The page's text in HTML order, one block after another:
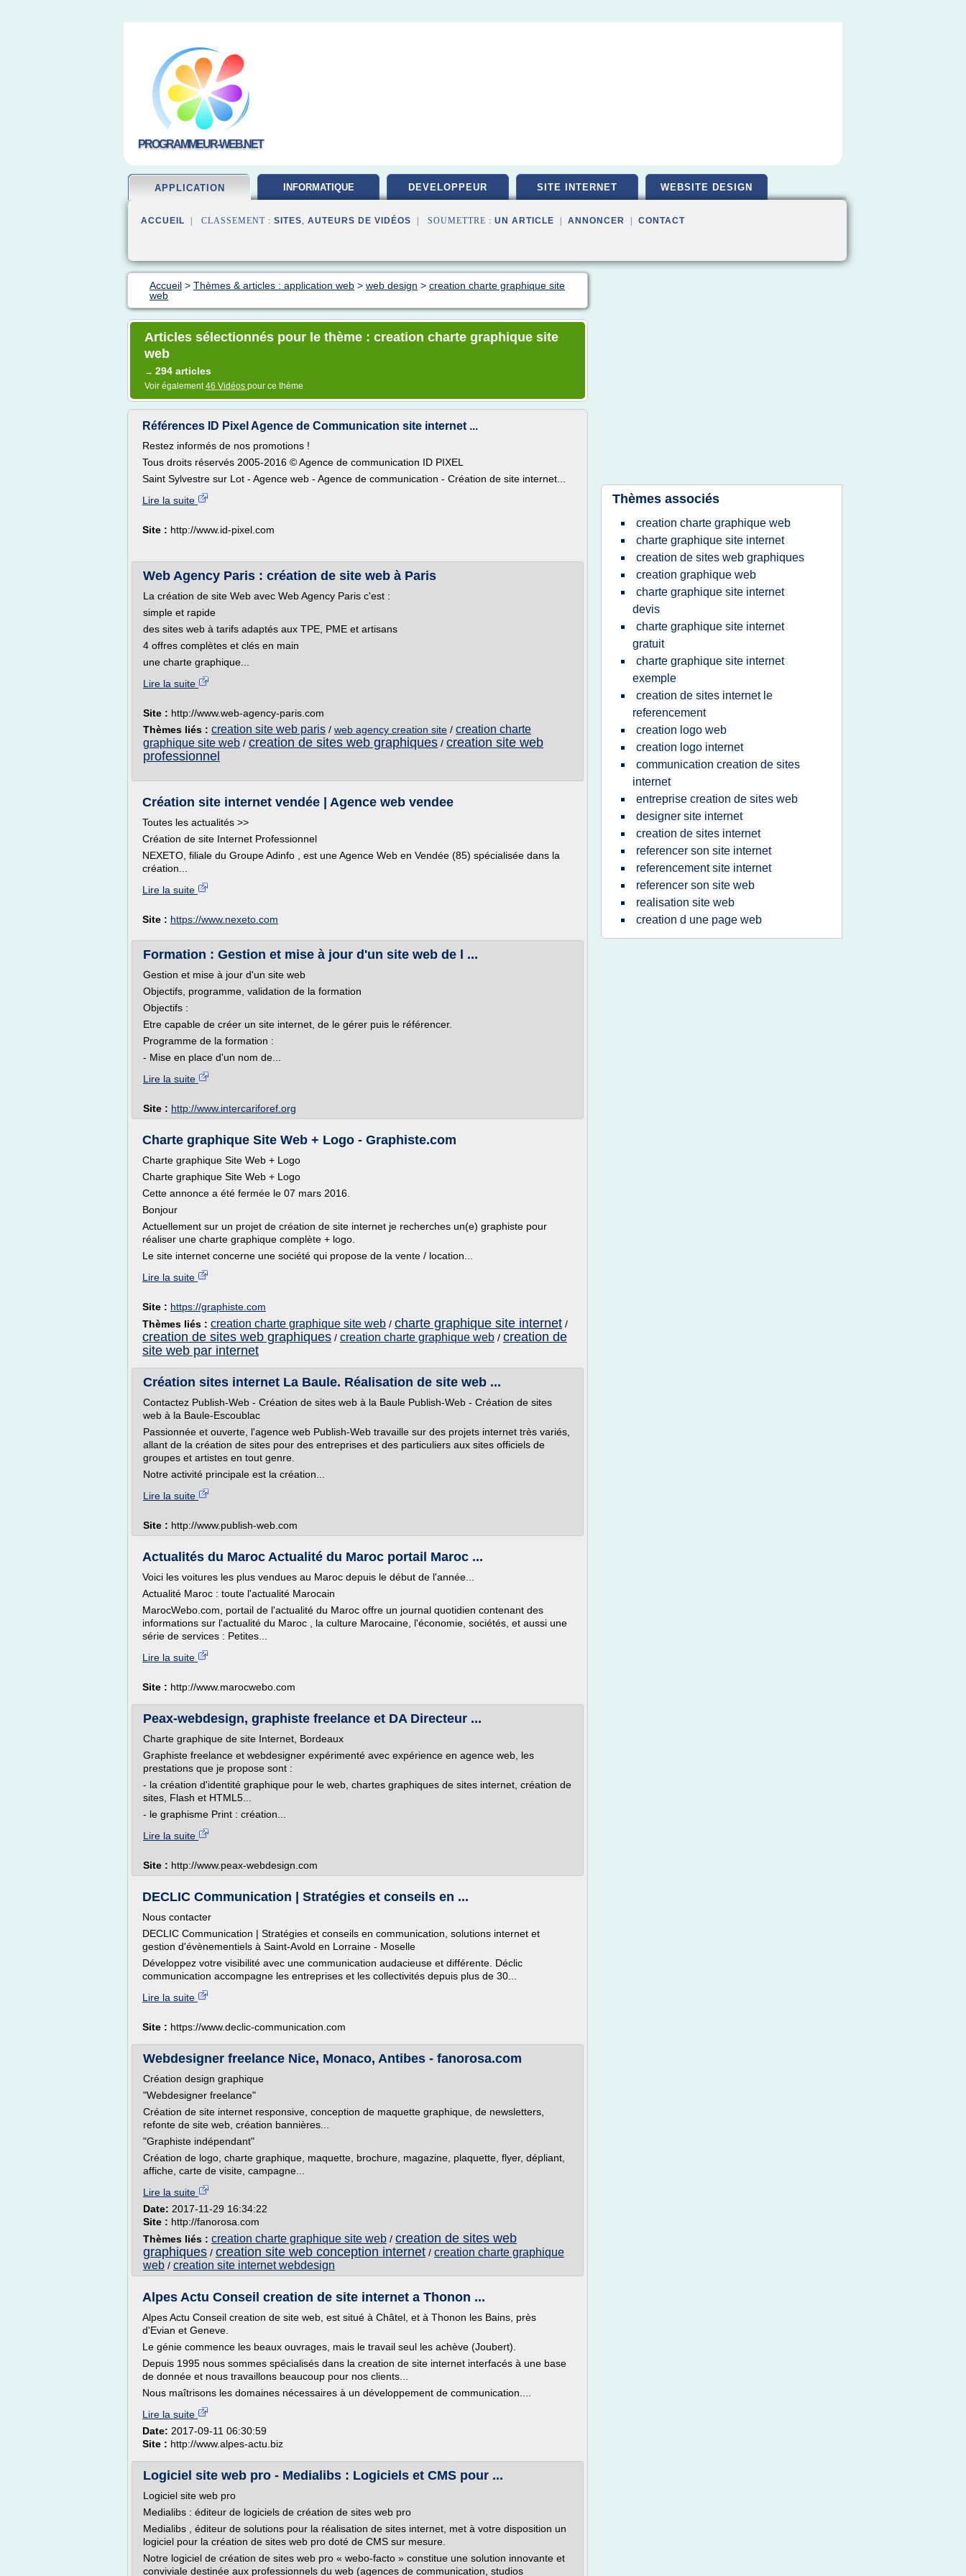
PROGRAMMEUR-WEB.NET
APPLICATION INFORMATIQUE DEVELOPPEUR SITE INTERNET WEBSITE DESIGN
ACCUEIL | CLASSEMENT : SITES, AUTEURS DE VIDÉOS | SOUMETTRE : UN ARTICLE ANNONCER CONTACT
Accueil > Thèmes & articles : application web > web design > creation charte graphique site
web
Articles sélectionnés pour le thème : creation charte graphique site
web
→ 294 articles
Voir également46 Vidéos pour ce thème
Références ID Pixel Agence de Communication site internet ...
Restez informés de nos promotions !
Tous droits réservés 2005-2016 © Agence de communication ID PIXEL
Saint Sylvestre sur Lot - Agence web - Agence de communication - Création de site internet...
Lire la suite
Site : http://www.id-pixel.com
Web Agency Paris : création de site web à Paris
La création de site Web avec Web Agency Paris c'est :
simple et rapide
des sites web à tarifs adaptés aux TPE, PME et artisans
4 offres complètes et clés en main
une charte graphique...
Lire la suite
Site : http://www.web-agency-paris.com
Thèmes liés : creation site web paris / web agency creation site / creation charte
graphique site web / creation de sites web graphiques / creation site web
professionnel
Création site internet vendée | Agence web vendee
Toutes les actualités >>
Création de site Internet Professionnel
NEXETO, filiale du Groupe Adinfo , est une Agence Web en Vendée (85) spécialisée dans la
création...
Lire la suite
Site : https://www.nexeto.com
Formation : Gestion et mise à jour d'un site web de l ...
Gestion et mise à jour d'un site web
Objectifs, programme, validation de la formation
Objectifs :
Etre capable de créer un site internet, de le gérer puis le référencer.
Programme de la formation :
- Mise en place d'un nom de...
Lire la suite
Site : http://www.intercariforef.org
Charte graphique Site Web + Logo - Graphiste.com
Charte graphique Site Web + Logo
Charte graphique Site Web + Logo
Cette annonce a été fermée le 07 mars 2016.
Bonjour
Actuellement sur un projet de création de site internet je recherches un(e) graphiste pour
réaliser une charte graphique complète + logo.
Le site internet concerne une société qui propose de la vente / location...
Lire la suite
Site : https://graphiste.com
Thèmes liés : creation charte graphique site web / charte graphique site internet /
creation de sites web graphiques / creation charte graphique web / creation de
site web par internet
Création sites internet La Baule. Réalisation de site web ...
Contactez Publish-Web - Création de sites web à la Baule Publish-Web - Création de sites
web à la Baule-Escoublac
Passionnée et ouverte, l'agence web Publish-Web travaille sur des projets internet très variés,
allant de la création de sites pour des entreprises et des particuliers aux sites officiels de
groupes et artistes en tout genre.
Notre activité principale est la création...
Lire la suite
Site : http://www.publish-web.com
Actualités du Maroc Actualité du Maroc portail Maroc ...
Voici les voitures les plus vendues au Maroc depuis le début de l'année...
Actualité Maroc : toute l'actualité Marocain
MarocWebo.com, portail de l'actualité du Maroc offre un journal quotidien contenant des
informations sur l'actualité du Maroc , la culture Marocaine, l'économie, sociétés, et aussi une
série de services : Petites...
Lire la suite
Site : http://www.marocwebo.com
Peax-webdesign, graphiste freelance et DA Directeur ...
Charte graphique de site Internet, Bordeaux
Graphiste freelance et webdesigner expérimenté avec expérience en agence web, les
prestations que je propose sont :
- la création d'identité graphique pour le web, chartes graphiques de sites internet, création de
sites, Flash et HTML5...
- le graphisme Print : création...
Lire la suite
Site : http://www.peax-webdesign.com
DECLIC Communication | Stratégies et conseils en ...
Nous contacter
DECLIC Communication | Stratégies et conseils en communication, solutions internet et
gestion d'évènementiels à Saint-Avold en Lorraine - Moselle
Développez votre visibilité avec une communication audacieuse et différente. Déclic
communication accompagne les entreprises et les collectivités depuis plus de 30...
Lire la suite
Site : https://www.declic-communication.com
Webdesigner freelance Nice, Monaco, Antibes - fanorosa.com
Création design graphique
"Webdesigner freelance"
Création de site internet responsive, conception de maquette graphique, de newsletters,
refonte de site web, création bannières...
"Graphiste indépendant"
Création de logo, charte graphique, maquette, brochure, magazine, plaquette, flyer, dépliant,
affiche, carte de visite, campagne...
Lire la suite
Date: 2017-11-29 16:34:22
Site : http://fanorosa.com
Thèmes liés : creation charte graphique site web / creation de sites web
graphiques / creation site web conception internet / creation charte graphique
web / creation site internet webdesign
Alpes Actu Conseil creation de site internet a Thonon ...
Alpes Actu Conseil creation de site web, est situé à Châtel, et à Thonon les Bains, près
d'Evian et Geneve.
Le génie commence les beaux ouvrages, mais le travail seul les achève (Joubert).
Depuis 1995 nous sommes spécialisés dans la creation de site internet interfacés à une base
de donnée et nous travaillons beaucoup pour nos clients...
Nous maîtrisons les domaines nécessaires à un développement de communication....
Lire la suite
Date: 2017-09-11 06:30:59
Site : http://www.alpes-actu.biz
Logiciel site web pro - Medialibs : Logiciels et CMS pour ...
Logiciel site web pro
Medialibs : éditeur de logiciels de création de sites web pro
Medialibs , éditeur de solutions pour la réalisation de sites internet, met à votre disposition un
logiciel pour la création de sites web pro doté de CMS sur mesure.
Notre logiciel de création de sites web pro « webo-facto » constitue une solution innovante et
conviviale destinée aux professionnels du web (agences de communication, studios
Thèmes associés
creation charte graphique web
charte graphique site internet
creation de sites web graphiques
creation graphique web
charte graphique site internet
devis
charte graphique site internet
gratuit
charte graphique site internet
exemple
creation de sites internet le
referencement
creation logo web
creation logo internet
communication creation de sites
internet
entreprise creation de sites web
designer site internet
creation de sites internet
referencer son site internet
referencement site internet
referencer son site web
realisation site web
creation d une page web